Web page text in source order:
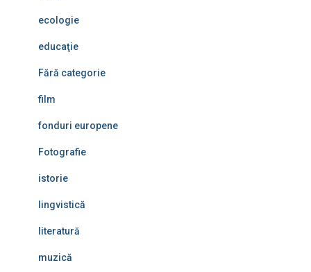
ecologie
educaţie
Fără categorie
film
fonduri europene
Fotografie
istorie
lingvistică
literatură
muzică